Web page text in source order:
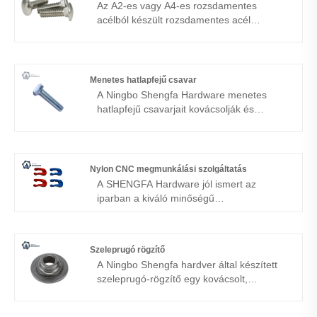
Az A2-es vagy A4-es rozsdamentes
acélból készült rozsdamentes acél
gyártott termékek alkalmasak kültéri,
tengeri és szerkezeti alkalmazásokra.
Menetes hatlapfejű csavar
A Ningbo Shengfa Hardware menetes
hatlapfejű csavarjait kovácsolják és
autóiparban, a gépekben, az építőiparban
és a nehézipari alkalmazásokban.
Nylon CNC megmunkálási szolgáltatás
A SHENGFA Hardware jól ismert az
iparban a kiváló minőségű
keresztül. Cégünk a kínai Ningboban
található, 2007-ben alakult, és eddig több
mint 17 éves múltra tekint vissza.
Szeleprugó rögzítő
A Ningbo Shengfa hardver által készített
szeleprugó-rögzítő egy kovácsolt,